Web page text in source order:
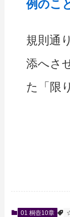
例のこ
規則通
添へさ
た「限
01 桐壺10章